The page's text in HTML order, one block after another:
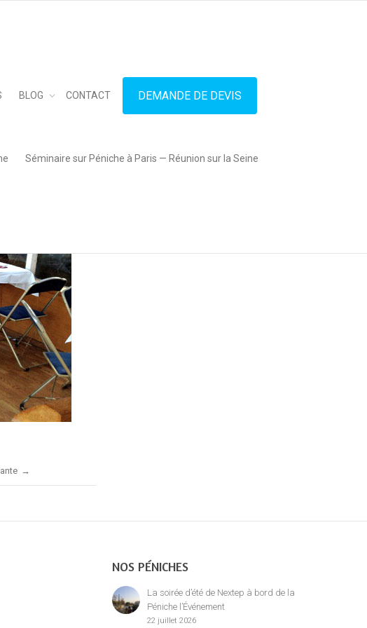
BLOG CONTACT DEMANDE DE DEVIS
Séminaire sur Péniche à Paris — Réunion sur la Seine
NOS PÉNICHES
La soirée d’été de Nextep à bord de la
Péniche l’Événement
22 juillet 2026